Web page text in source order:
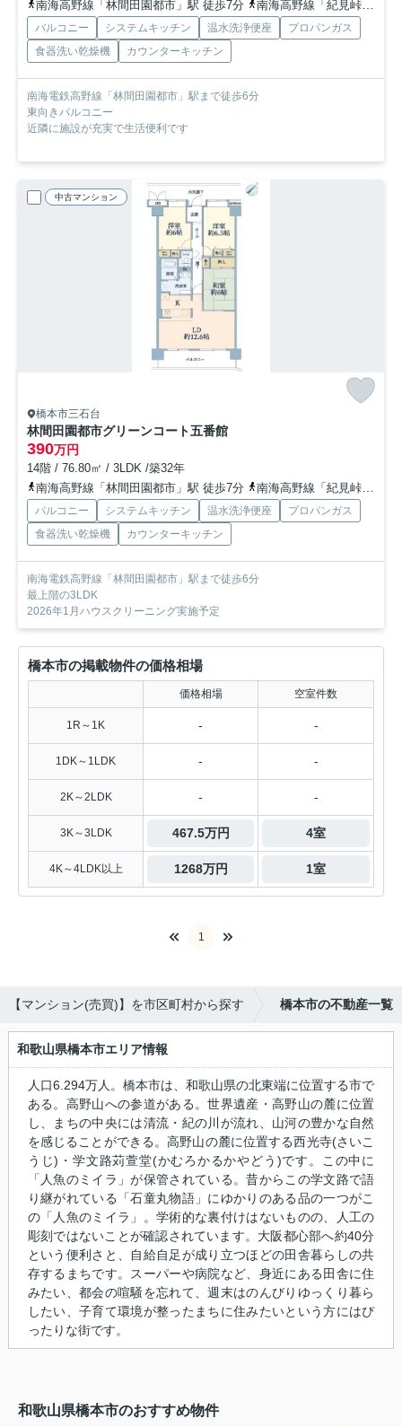
南海高野線「林間田園都市」駅 徒歩7分 南海高野線「紀見峠」駅 徒歩21分
バルコニー システムキッチン 温水洗浄便座
プロパンガス
食器洗い乾燥機
カウンターキッチン
南海電鉄高野線「林間田園都市」駅まで徒歩6分
東向きバルコニー
近隣に施設が充実で生活便利です
中古マンション
橋本市三石台
林間田園都市グリーンコート五番館
390万円
14階 / 76.80㎡ / 3LDK /築32年
南海高野線「林間田園都市」駅 徒歩7分
南海高野線「紀見峠」駅 徒歩21分
バルコニー システムキッチン 温水洗浄便座
プロパンガス
食器洗い乾燥機
カウンターキッチン
南海電鉄高野線「林間田園都市」駅まで徒歩6分
最上階の3LDK
2026年1月ハウスクリーニング実施予定
橋本市の掲載物件の価格相場
価格相場 空室件数
1R～1K - -
1DK～1LDK - -
2K～2LDK - -
3K～3LDK 467.5万円 4室
4K～4LDK以上 1268万円 1室
1
【マンション(売買)】を市区町村から探す 橋本市の不動産一覧
和歌山県橋本市エリア情報
人口6.294万人。橋本市は、和歌山県の北東端に位置する市で
ある。高野山への参道がある。世界遺産・高野山の麓に位置
し、まちの中央には清流・紀の川が流れ、山河の豊かな自然
を感じることができる。高野山の麓に位置する西光寺(さいこ
うじ)・学文路苅萱堂(かむろかるかやどう)です。この中に
「人魚のミイラ」が保管されている。昔からこの学文路で語
り継がれている「石童丸物語」にゆかりのある品の一つがこ
の「人魚のミイラ」。学術的な裏付けはないものの、人工の
彫刻ではないことが確認されています。大阪都心部へ約40分
という便利さと、自給自足が成り立つほどの田舎暮らしの共
存するまちです。スーパーや病院など、身近にある田舎に住
みたい、都会の喧騒を忘れて、週末はのんびりゆっくり暮ら
したい、子育て環境が整ったまちに住みたいという方にはぴ
ったりな街です。
和歌山県橋本市のおすすめ物件